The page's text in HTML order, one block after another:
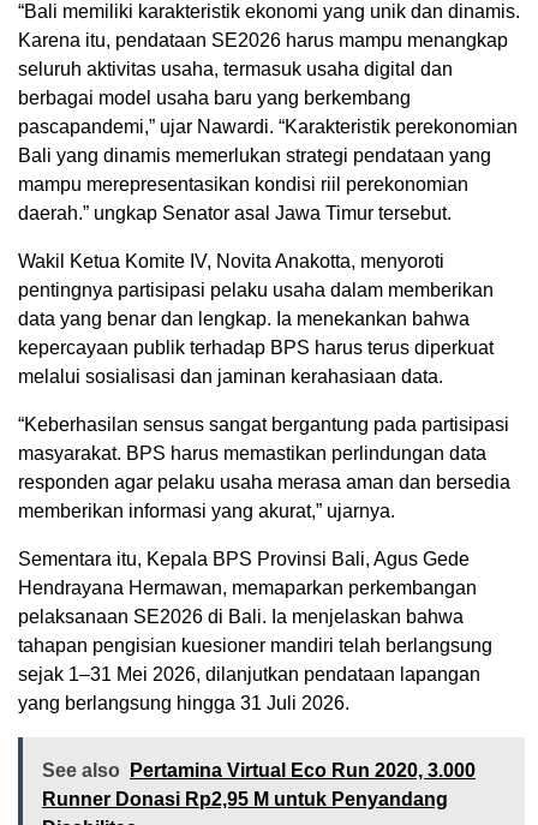
“Bali memiliki karakteristik ekonomi yang unik dan dinamis.
Karena itu, pendataan SE2026 harus mampu menangkap
seluruh aktivitas usaha, termasuk usaha digital dan
berbagai model usaha baru yang berkembang
pascapandemi,” ujar Nawardi. “Karakteristik perekonomian
Bali yang dinamis memerlukan strategi pendataan yang
mampu merepresentasikan kondisi riil perekonomian
daerah.” ungkap Senator asal Jawa Timur tersebut.
Wakil Ketua Komite IV, Novita Anakotta, menyoroti
pentingnya partisipasi pelaku usaha dalam memberikan
data yang benar dan lengkap. Ia menekankan bahwa
kepercayaan publik terhadap BPS harus terus diperkuat
melalui sosialisasi dan jaminan kerahasiaan data.
“Keberhasilan sensus sangat bergantung pada partisipasi
masyarakat. BPS harus memastikan perlindungan data
responden agar pelaku usaha merasa aman dan bersedia
memberikan informasi yang akurat,” ujarnya.
Sementara itu, Kepala BPS Provinsi Bali, Agus Gede
Hendrayana Hermawan, memaparkan perkembangan
pelaksanaan SE2026 di Bali. Ia menjelaskan bahwa
tahapan pengisian kuesioner mandiri telah berlangsung
sejak 1–31 Mei 2026, dilanjutkan pendataan lapangan
yang berlangsung hingga 31 Juli 2026.
See also
Pertamina Virtual Eco Run 2020, 3.000
Runner Donasi Rp2,95 M untuk Penyandang